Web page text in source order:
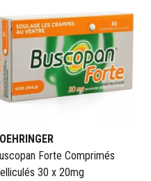
Forte Comprimés
30 x 20mg